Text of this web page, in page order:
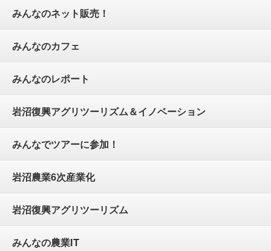
みんなのネット販売！
みんなのカフェ
みんなのレポート
岩沼復興アグリツーリズム＆イノベーション
みんなでツアーに参加！
岩沼農業6次産業化
岩沼復興アグリツーリズム
みんなの農業IT